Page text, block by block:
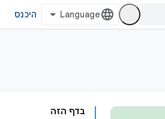
היכנס
בדף הזה